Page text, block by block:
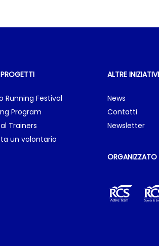
Running Festival
Program
Trainers
un volontario
ALTRE
News
Contatti
Newsletter
ORGANIZZATO